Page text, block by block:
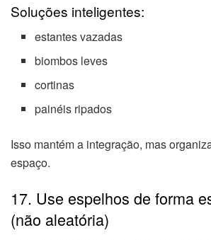
Soluções inteligentes:
estantes vazadas
biombos leves
cortinas
painéis ripados
Isso mantém a integração, mas
espaço.
17. Use espelhos de forma
(não aleatória)